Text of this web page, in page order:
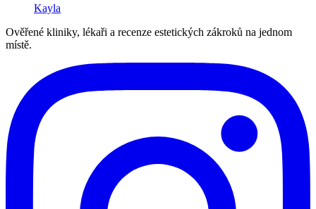
Kayla
Ověřené kliniky, lékaři a recenze estetických zákroků na jednom
místě.